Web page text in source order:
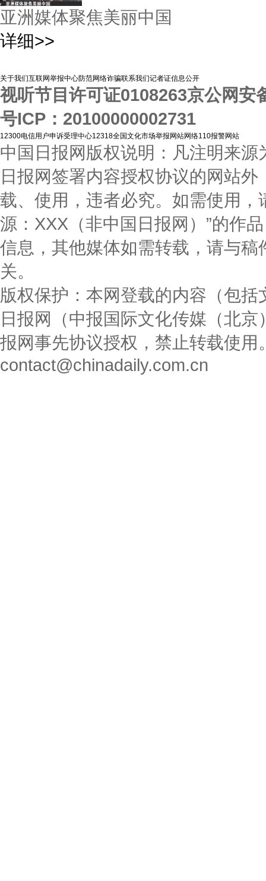
亚洲媒体聚焦美丽中国
详细>>
关于我们互联网举报中心防范网络诈骗联系我们记者证信息公开
视听节目许可证0108263京公网安
号ICP：20100000002731
12300电信用户申诉受理中心12318全国文化市场举报网站网络110报警网站
中国日报网版权说明：凡注明来源
日报网签署内容授权协议的网站
载、使用，违者必究。如需使用
源：XXX（非中国日报网）”的作
信息，其他媒体如需转载，请与
关。
版权保护：本网登载的内容（包
日报网（中报国际文化传媒（北
报网事先协议授权，禁止转载使
contact@chinadaily.com.cn